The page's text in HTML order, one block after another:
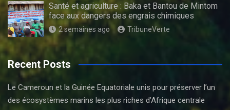
Santé et agriculture : Baka et Bantou de Mintom
face aux dangers des engrais chimiques
2 semaines ago TribuneVerte
Recent Posts
Le Cameroun et la Guinée Equatoriale unis pour préserver l’un
des écosystèmes marins les plus riches d’Afrique centrale